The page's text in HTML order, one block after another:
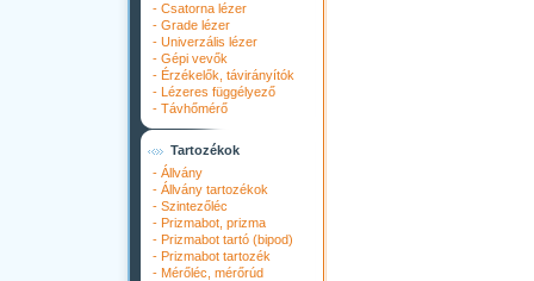
- Csatorna lézer
- Grade lézer
- Univerzális lézer
- Gépi vevők
- Érzékelők, távirányítók
- Lézeres függélyező
- Távhőmérő
Tartozékok
- Állvány
- Állvány tartozékok
- Szintezőléc
- Prizmabot, prizma
- Prizmabot tartó (bipod)
- Prizmabot tartozék
- Mérőléc, mérőrúd